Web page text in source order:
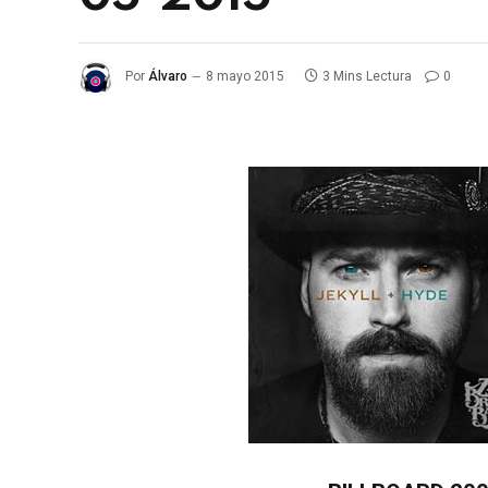
Por Álvaro 8 mayo 2015 3 Mins Lectura 0